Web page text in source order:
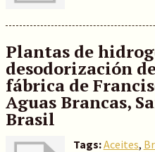
Plantas de
desodorización
fábrica de
Aguas Brancas,
Brasil
Tags:Aceites,